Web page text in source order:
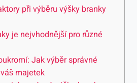
při ⁢výběru výšky branky⁢
je nejvhodnější pro různé
Jak výběr správné
majetek